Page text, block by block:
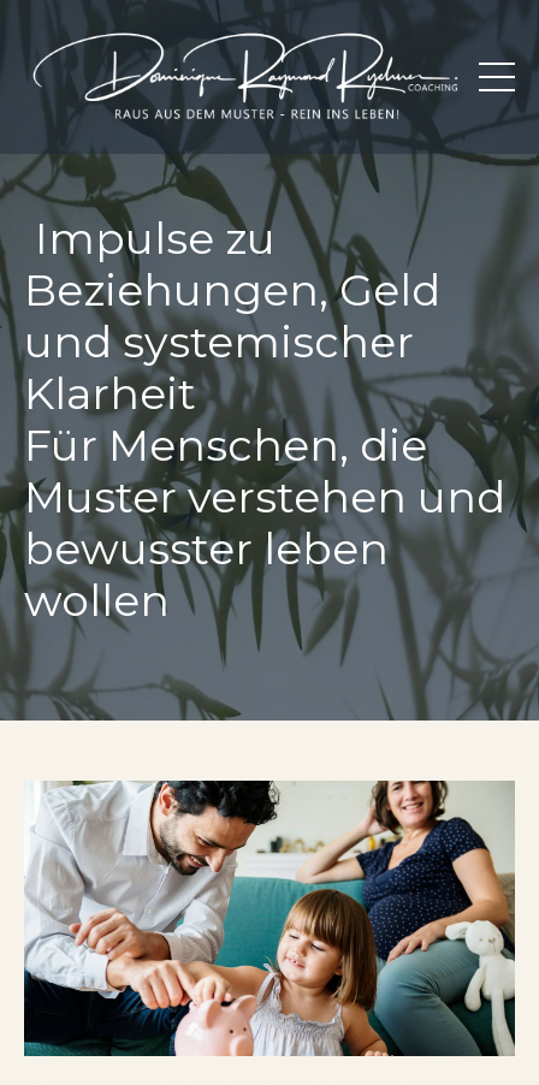
Impulse zu
Beziehungen, Geld
und systemischer
Klarheit
Für Menschen, die
Muster verstehen und
bewusster leben
wollen